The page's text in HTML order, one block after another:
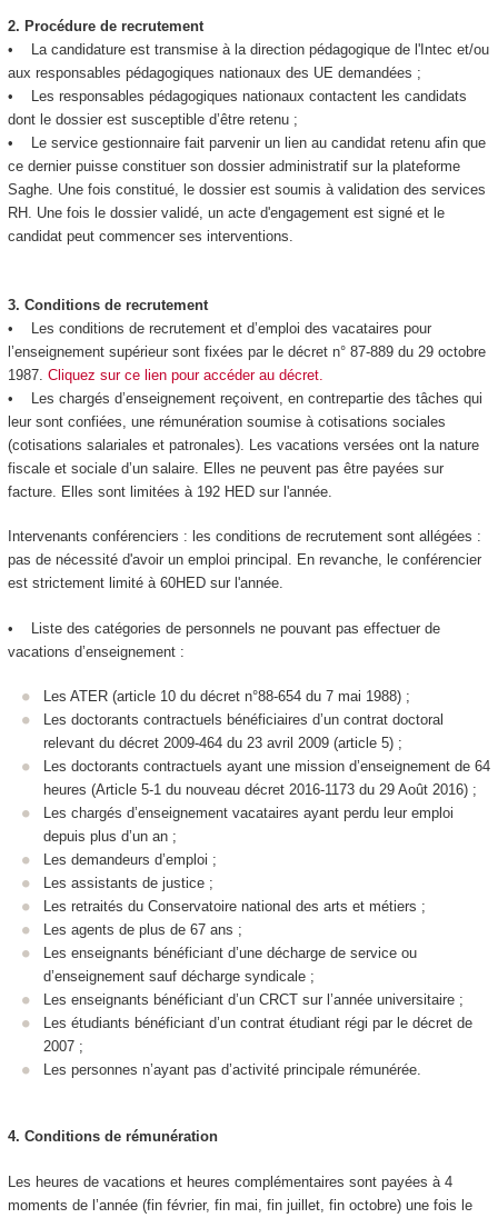
2. Procédure de recrutement
• La candidature est transmise à la direction pédagogique de l'Intec et/ou
aux responsables pédagogiques nationaux des UE demandées ;
• Les responsables pédagogiques nationaux contactent les candidats
dont le dossier est susceptible d’être retenu ;
• Le service gestionnaire fait parvenir un lien au candidat retenu afin que
ce dernier puisse constituer son dossier administratif sur la plateforme
Saghe. Une fois constitué, le dossier est soumis à validation des services
RH. Une fois le dossier validé, un acte d'engagement est signé et le
candidat peut commencer ses interventions.
3. Conditions de recrutement
• Les conditions de recrutement et d’emploi des vacataires pour
l’enseignement supérieur sont fixées par le décret n° 87-889 du 29 octobre
1987. Cliquez sur ce lien pour accéder au décret.
• Les chargés d’enseignement reçoivent, en contrepartie des tâches qui
leur sont confiées, une rémunération soumise à cotisations sociales
(cotisations salariales et patronales). Les vacations versées ont la nature
fiscale et sociale d’un salaire. Elles ne peuvent pas être payées sur
facture. Elles sont limitées à 192 HED sur l'année.
Intervenants conférenciers : les conditions de recrutement sont allégées :
pas de nécessité d'avoir un emploi principal. En revanche, le conférencier
est strictement limité à 60HED sur l'année.
• Liste des catégories de personnels ne pouvant pas effectuer de
vacations d’enseignement :
Les ATER (article 10 du décret n°88-654 du 7 mai 1988) ;
Les doctorants contractuels bénéficiaires d’un contrat doctoral
relevant du décret 2009-464 du 23 avril 2009 (article 5) ;
Les doctorants contractuels ayant une mission d’enseignement de 64
heures (Article 5-1 du nouveau décret 2016-1173 du 29 Août 2016) ;
Les chargés d’enseignement vacataires ayant perdu leur emploi
depuis plus d’un an ;
Les demandeurs d’emploi ;
Les assistants de justice ;
Les retraités du Conservatoire national des arts et métiers ;
Les agents de plus de 67 ans ;
Les enseignants bénéficiant d’une décharge de service ou
d’enseignement sauf décharge syndicale ;
Les enseignants bénéficiant d’un CRCT sur l’année universitaire ;
Les étudiants bénéficiant d’un contrat étudiant régi par le décret de
2007 ;
Les personnes n’ayant pas d’activité principale rémunérée.
4. Conditions de rémunération
Les heures de vacations et heures complémentaires sont payées à 4
moments de l’année (fin février, fin mai, fin juillet, fin octobre) une fois le